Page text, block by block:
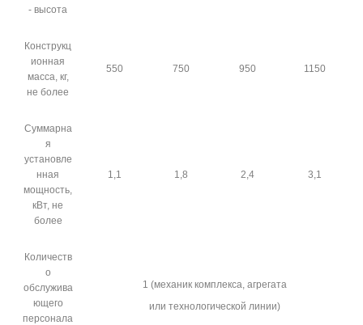
- высота
Конструкц
ионная
масса, кг,
не более
550 750 950 1150
Суммарна
я
установле
нная
мощность,
кВт, не
более
1,1 1,8 2,4 3,1
Количеств
о
обслужива
ющего
персонала
1 (механик комплекса, агрегата
или технологической линии)